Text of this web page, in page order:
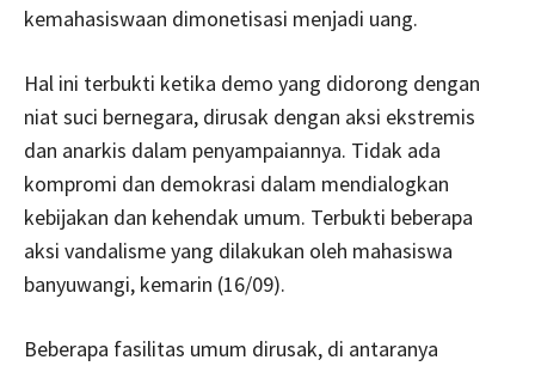
kemahasiswaan dimonetisasi menjadi uang.
Hal ini terbukti ketika demo yang didorong dengan
niat suci bernegara, dirusak dengan aksi ekstremis
dan anarkis dalam penyampaiannya. Tidak ada
kompromi dan demokrasi dalam mendialogkan
kebijakan dan kehendak umum. Terbukti beberapa
aksi vandalisme yang dilakukan oleh mahasiswa
banyuwangi, kemarin (16/09).
Beberapa fasilitas umum dirusak, di antaranya